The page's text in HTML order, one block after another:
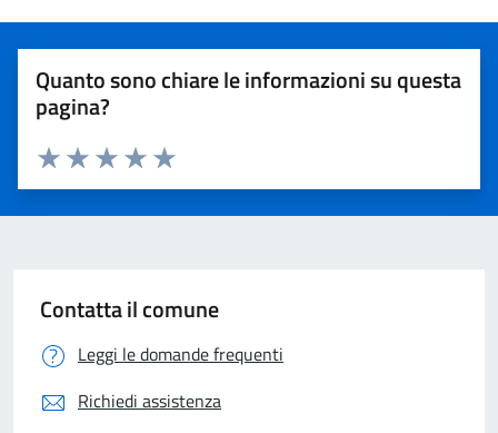
Quanto sono chiare le informazioni su questa
pagina?
Valuta 5 stelle su 5
Valuta 4 stelle su 5
Valuta 3 stelle su 5
Valuta 2 stelle su 5
Valuta 1 stelle su 5
Contatta il comune
Leggi le domande frequenti
Richiedi assistenza